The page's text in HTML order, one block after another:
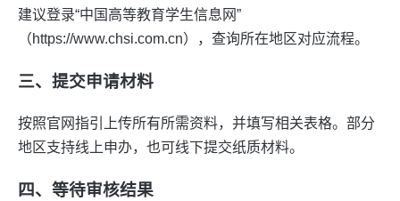
建议登录“中国高等教育学生信息网”
（https://www.chsi.com.cn），查询所在地区对应流程。
三、提交申请材料
按照官网指引上传所有所需资料，并填写相关表格。部分
地区支持线上申办，也可线下提交纸质材料。
四、等待审核结果